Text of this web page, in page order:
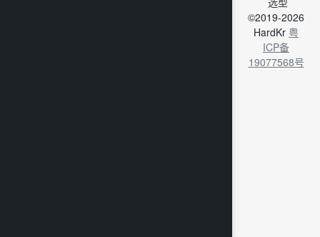
©2019-2026
HardKr 粤
ICP备
19077568号